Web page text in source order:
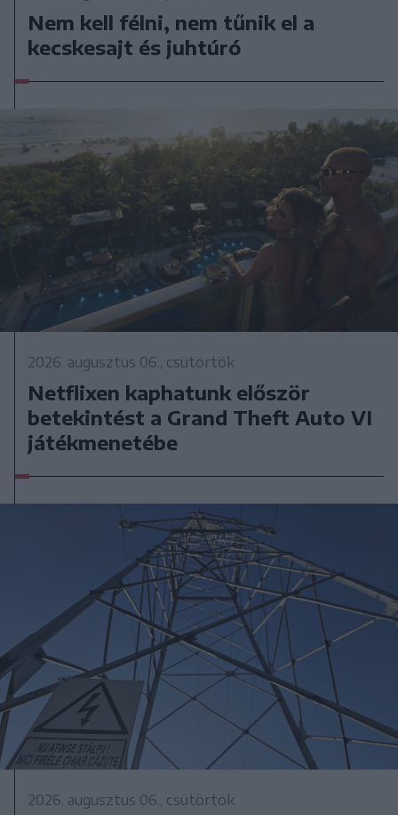
Nem kell félni, nem tűnik el a
kecskesajt és juhtúró
2026. augusztus 06., csütörtök
Netflixen kaphatunk először
betekintést a Grand Theft Auto VI
játékmenetébe
2026. augusztus 06., csütörtök